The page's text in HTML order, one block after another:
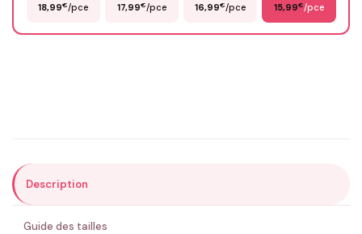
ENVOYER MA DEMANDE ✨
18,99€/pce 17,99€/pce 16,99€/pce 15,99€/pce
Description
Guide des tailles